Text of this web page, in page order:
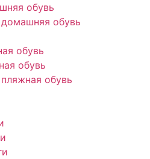
обувь
обувь
обувь
обувь
обувь